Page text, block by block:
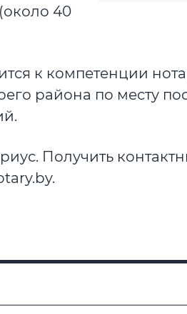
40
к компетенции
района по месту
Получить